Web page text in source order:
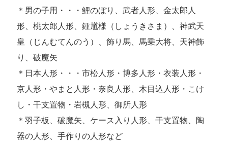
＊男の子用・・・鯉のぼり、武者人形、金太郎人
形、桃太郎人形、鍾馗様（しょうきさま）、神武天
皇（じんむてんのう）、飾り馬、馬乗大将、天神飾
り、破魔矢
＊日本人形・・・市松人形・博多人形・衣装人形・
京人形・やまと人形・奈良人形、木目込人形・こけ
し・干支置物・岩槻人形、御所人形
＊羽子板、破魔矢、ケース入り人形、干支置物、陶
器の人形、手作りの人形など